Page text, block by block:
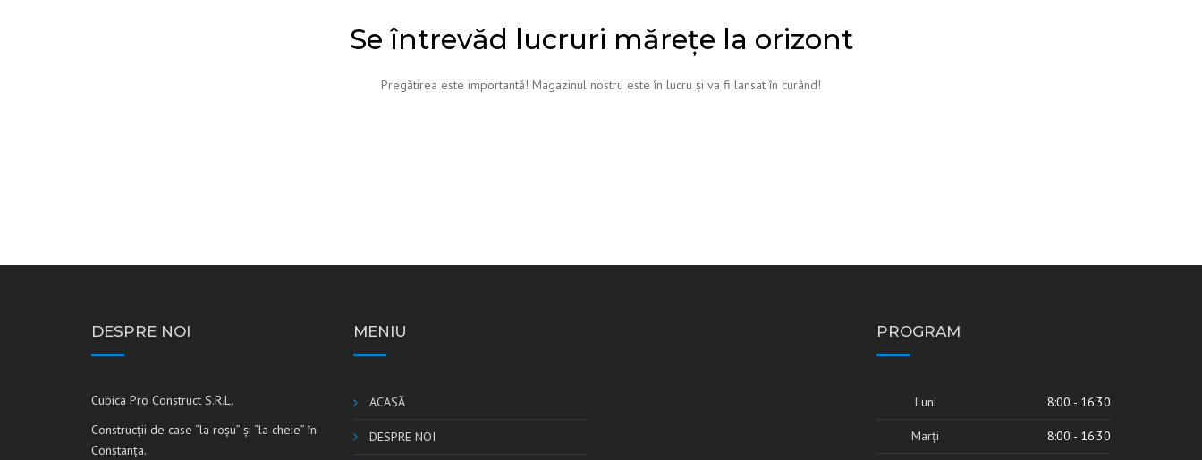
TAVANE ŞI PEREŢI RIGIPSSe întrevăd lucruri mărețe la orizont
Pregătirea este importantă! Magazinul nostru este în lucru și va fi lansat în curând!
DESPRE NOI
Cubica Pro Construct S.R.L.
Construcţii de case “la roşu” şi “la cheie” în
Constanţa.
MENIU
ACASĂ
DESPRE NOI
PROGRAM
Luni 8:00 - 16:30
Marţi 8:00 - 16:30